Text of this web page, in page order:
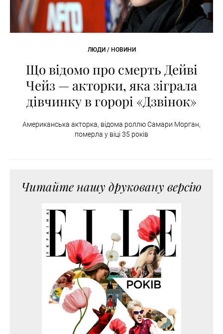
ЛЮДИ / НОВИНИ
Що відомо про смерть Дейві
Чейз — акторки, яка зіграла
дівчинку в горорі «Дзвінок»
Американська акторка, відома роллю Самари Морган,
померла у віці 35 років
Читайте нашу друковану версію